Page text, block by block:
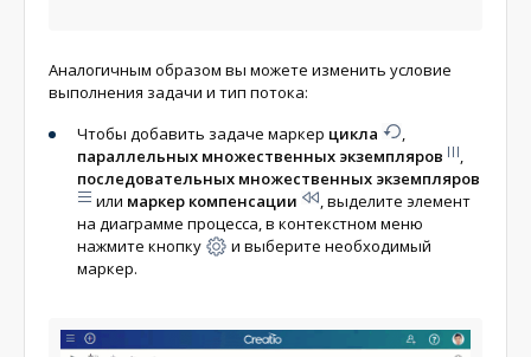
Аналогичным образом вы можете изменить условие
выполнения задачи и тип потока:
Чтобы добавить задаче маркер цикла
параллельных множественных экземпляров
последовательных множественных экземпляров
или маркер компенсации
, выделите элемент
на диаграмме процесса, в контекстном меню
нажмите кнопку
и выберите необходимый
маркер.